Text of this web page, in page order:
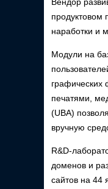
наработки и
Модули на
графических
печатями,
(UBA)
вручную
R&D-
доменов и
сайтов на 44